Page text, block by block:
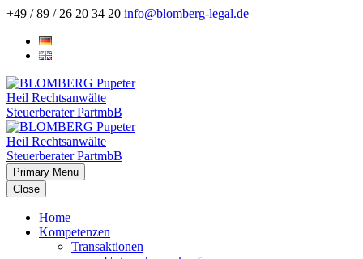
+49 / 89 / 26 20 34 20 info@blomberg-legal.de
Primary Menu
Close
Home
Kompetenzen
Transaktionen